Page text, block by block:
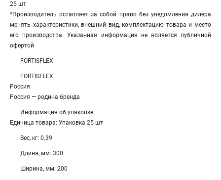
25 шт
*Производитель оставляет за собой право без уведомления дилера
менять характеристики, внешний вид, комплектацию товара и место
его производства. Указанная информация не является публичной
офертой
FORTISFLEX
FORTISFLEX
Россия
Россия — родина бренда
Информация об упаковке
Единица товара: Упаковка 25 шт
Вес, кг: 0.39
Длина, мм: 300
Ширина, мм: 200